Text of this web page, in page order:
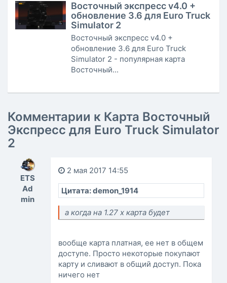
Восточный экспресс v4.0 +
обновление 3.6 для Euro Truck
Simulator 2
Восточный экспресс v4.0 +
обновление 3.6 для Euro Truck
Simulator 2 - популярная карта
Восточный...
Комментарии к Карта Восточный
Экспресс для Euro Truck Simulator
2
ETS
Ad
min
2 мая 2017 14:55
Цитата: demon_1914
а когда на 1.27 х карта будет
вообще карта платная, ее нет в общем
доступе. Просто некоторые покупают
карту и сливают в общий доступ. Пока
ничего нет